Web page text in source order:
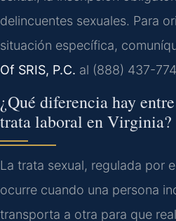
delincuentes sexuales. Para
situación específica,
Of SRIS, P.C. al (888) 437-
¿Qué diferencia hay
trata laboral en Virginia?
La trata sexual, regulada por
ocurre cuando una persona
transporta a otra para que